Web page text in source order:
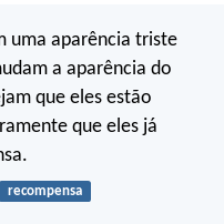
uma aparência triste
a aparência do
que eles estão
que eles já
recompensa